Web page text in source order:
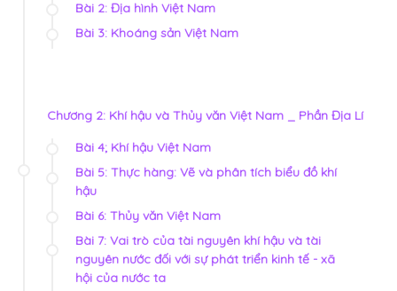
Bài 2: Địa hình Việt Nam
Bài 3: Khoáng sản Việt Nam
Chương 2: Khí hậu và Thủy văn Việt Nam _ Phần Địa Lí
Bài 4; Khí hậu Việt Nam
Bài 5: Thực hàng: Vẽ và phân tích biểu đồ khí
hậu
Bài 6: Thủy văn Việt Nam
Bài 7: Vai trò của tài nguyên khí hậu và tài
nguyên nước đối với sự phát triển kinh tế - xã
hội của nước ta